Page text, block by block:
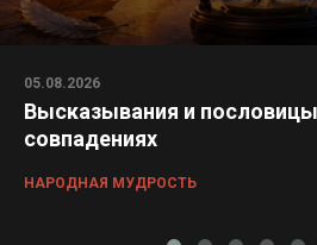
05.08.2026
Высказывания и пословицы
совпадениях
НАРОДНАЯ МУДРОСТЬ